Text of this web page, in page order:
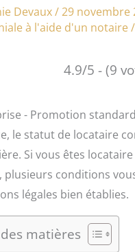
Devaux/29 novembre
à l'aide d'un notaire/
4.9/5 - (9
le statut de locataire
Si vous êtes
plusieurs conditions
légales bien établies.
matières